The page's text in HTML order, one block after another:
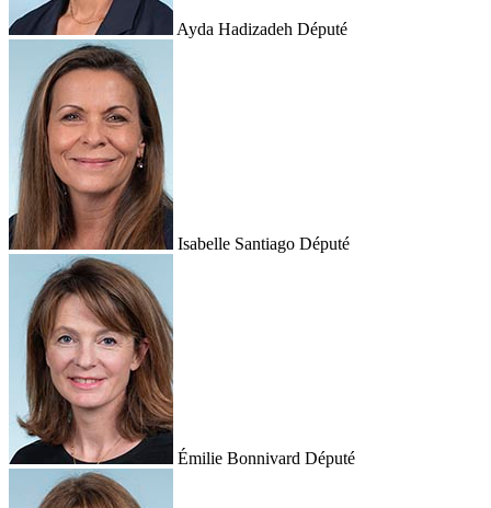
Ayda Hadizadeh Député
Isabelle Santiago Député
Émilie Bonnivard Député